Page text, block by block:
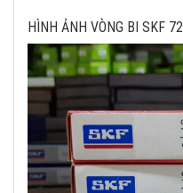
HÌNH ẢNH VÒNG BI SKF